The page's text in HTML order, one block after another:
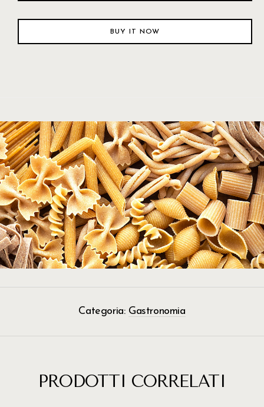
BUY IT NOW
Categoria: Gastronomia
PRODOTTI CORRELATI